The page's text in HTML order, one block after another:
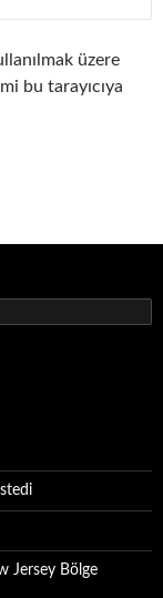
üzere
bu tarayıcıya
Jersey Bölge